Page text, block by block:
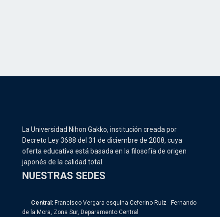
La Universidad Nihon Gakko, institución creada por
Decreto Ley 3688 del 31 de diciembre de 2008, cuya
oferta educativa está basada en la filosofía de origen
japonés de la calidad total.
NUESTRAS SEDES
Central: Francisco Vergara esquina Ceferino Ruíz - Fernando
de la Mora, Zona Sur, Deparamento Central